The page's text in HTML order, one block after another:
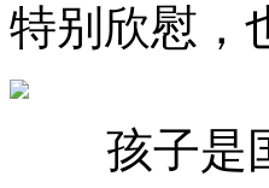
特别欣慰，
孩子是国